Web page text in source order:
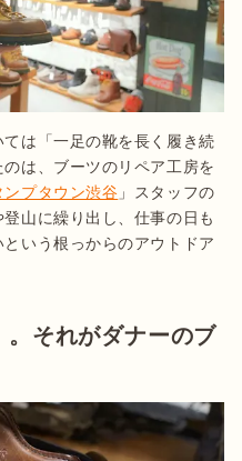
は「一足の靴を長く履き続
は、ブーツのリペア工房を
ンプタウン渋谷 」スタッフの
山に繰り出し、仕事の日も
いう根っからのアウトドア
。それがダナーのブ